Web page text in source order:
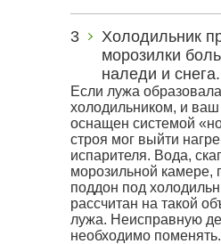
Холодильник
морозилки
наледи и снега.
Если лужа
холодильником, и ваш
оснащен системой
строя мог выйти
испарителя. Вода,
морозильной камере,
поддон под
рассчитан на такой
лужа. Неисправную
необходимо поменять.